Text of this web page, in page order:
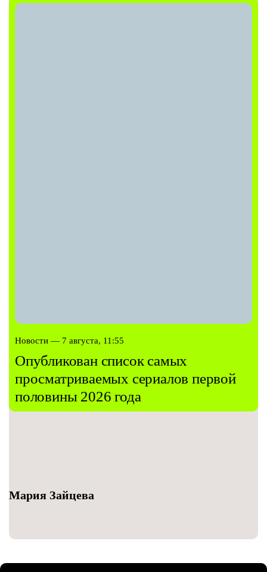
Новости — 7 августа, 11:55
Опубликован список самых
просматриваемых сериалов первой
половины 2026 года
Мария Зайцева